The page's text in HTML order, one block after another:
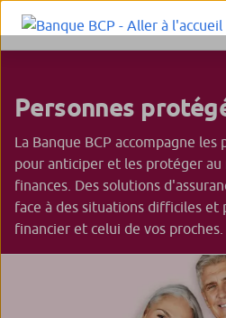
Personnes
La Banque BCP accompagne
pour anticiper et les protéger au
finances. Des solutions
face à des situations difficiles
financier et celui de vos proches.